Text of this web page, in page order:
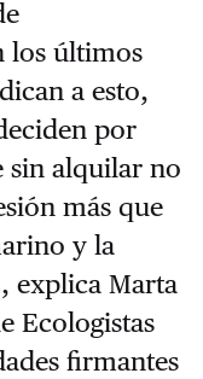
los últimos
a esto,
por
sin alquilar no
más que
y la
explica Marta
Ecologistas
firmantes